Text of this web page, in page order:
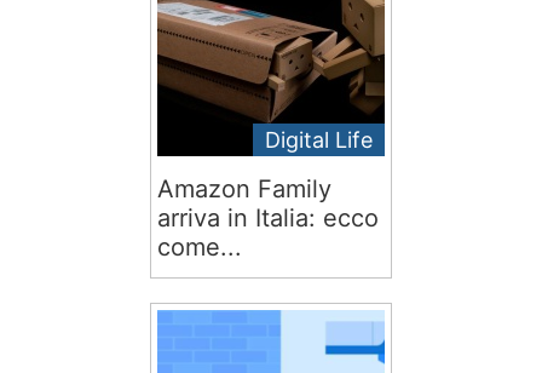
Digital Life
Amazon Family
arriva in Italia: ecco
come...